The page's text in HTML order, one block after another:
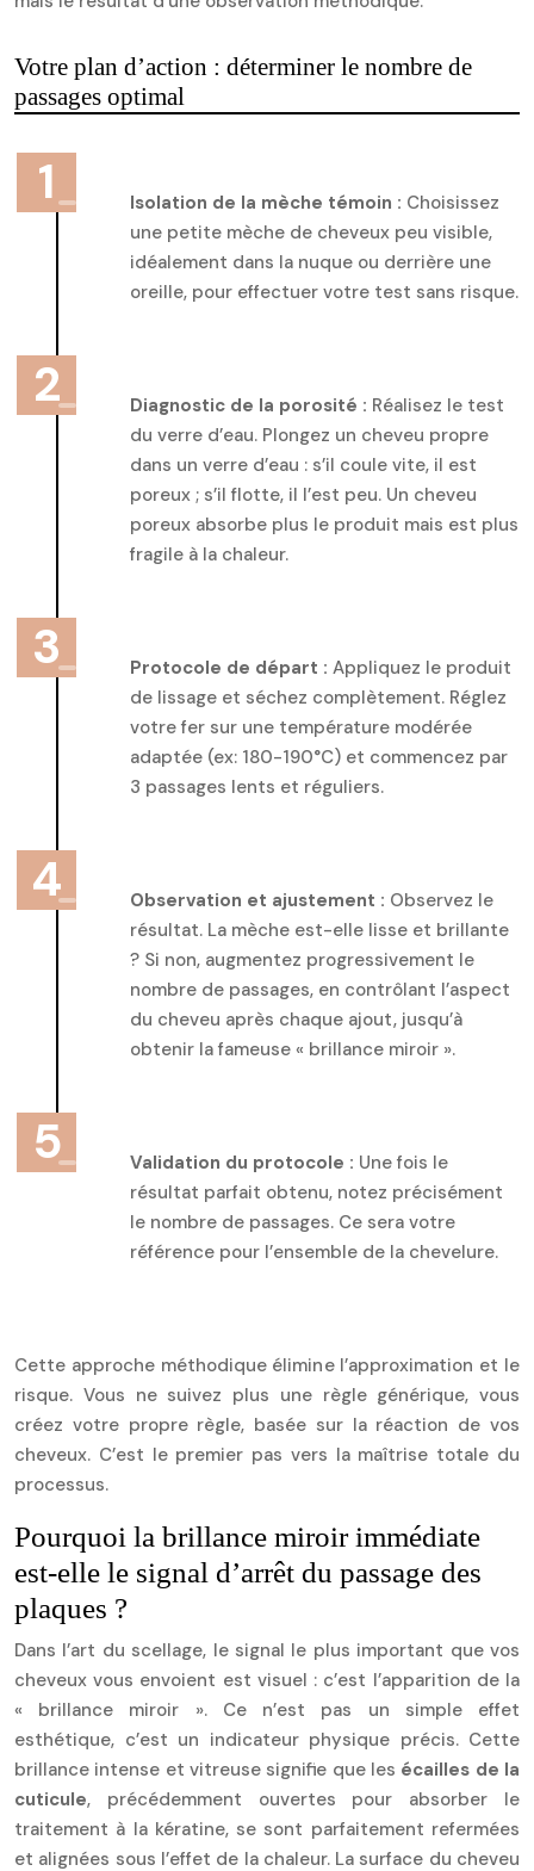
Votre plan d’action : déterminer le nombre de
passages optimal
Isolation de la mèche témoin : Choisissez
une petite mèche de cheveux peu visible,
idéalement dans la nuque ou derrière une
oreille, pour effectuer votre test sans risque.
Diagnostic de la porosité : Réalisez le test
du verre d’eau. Plongez un cheveu propre
dans un verre d’eau : s’il coule vite, il est
poreux ; s’il flotte, il l’est peu. Un cheveu
poreux absorbe plus le produit mais est plus
fragile à la chaleur.
Protocole de départ : Appliquez le produit
de lissage et séchez complètement. Réglez
votre fer sur une température modérée
adaptée (ex: 180-190°C) et commencez par
3 passages lents et réguliers.
Observation et ajustement : Observez le
résultat. La mèche est-elle lisse et brillante
? Si non, augmentez progressivement le
nombre de passages, en contrôlant l’aspect
du cheveu après chaque ajout, jusqu’à
obtenir la fameuse « brillance miroir ».
Validation du protocole : Une fois le
résultat parfait obtenu, notez précisément
le nombre de passages. Ce sera votre
référence pour l’ensemble de la chevelure.
Cette approche méthodique élimine l’approximation et le
risque. Vous ne suivez plus une règle générique, vous
créez votre propre règle, basée sur la réaction de vos
cheveux. C’est le premier pas vers la maîtrise totale du
processus.
Pourquoi la brillance miroir immédiate
est-elle le signal d’arrêt du passage des
plaques ?
Dans l’art du scellage, le signal le plus important que vos
cheveux vous envoient est visuel : c’est l’apparition de la
« brillance miroir ». Ce n’est pas un simple effet
esthétique, c’est un indicateur physique précis. Cette
brillance intense et vitreuse signifie que les écailles de la
cuticule, précédemment ouvertes pour absorber le
traitement à la kératine, se sont parfaitement refermées
et alignées sous l’effet de la chaleur. La surface du cheveu